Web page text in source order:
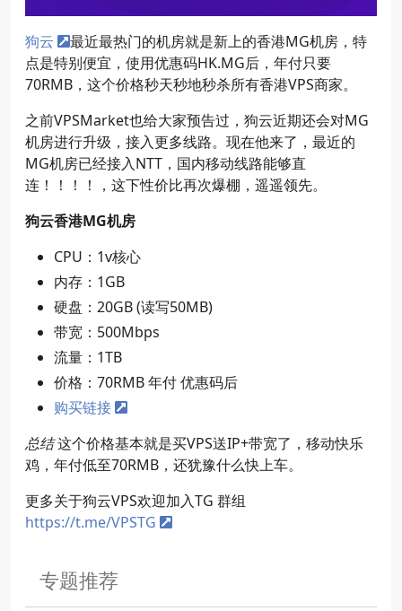
狗云
最近最热门的机房就是新上的香港MG机房，特
点是特别便宜，使用优惠码HK.MG后，年付只要
70RMB，这个价格秒天秒地秒杀所有香港VPS商家。
之前VPSMarket也给大家预告过，狗云近期还会对MG
机房进行升级，接入更多线路。现在他来了，最近的
MG机房已经接入NTT，国内移动线路能够直
连！！！！，这下性价比再次爆棚，遥遥领先。
狗云香港MG机房
CPU：1v核心
内存：1GB
硬盘：20GB (读写50MB)
带宽：500Mbps
流量：1TB
价格：70RMB 年付 优惠码后
购买链接
总结这个价格基本就是买VPS送IP+带宽了，移动快乐
鸡，年付低至70RMB，还犹豫什么快上车。
更多关于狗云VPS欢迎加入TG 群组
https://t.me/VPSTG
专题推荐